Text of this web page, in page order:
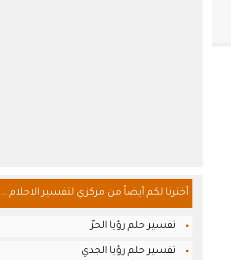
أخترنا لكم أيضاً من مركزي لتفسير الاحلام ...
تفسير حلم رؤيا الحرّ
تفسير حلم رؤيا الجدي